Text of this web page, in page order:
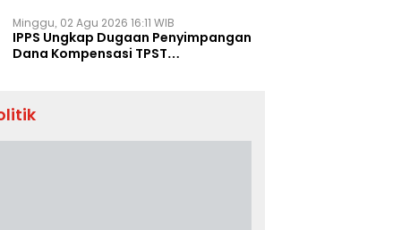
Minggu, 02 Agu 2026 16:11 WIB
IPPS Ungkap Dugaan Penyimpangan
Dana Kompensasi TPST